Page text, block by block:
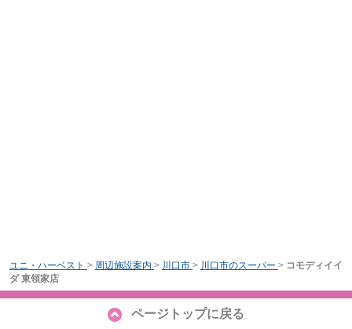
ユニ・ハーベスト > 周辺施設案内 > 川口市 > 川口市のスーパー > コモディイイ
ダ 東領家店
ページトップに戻る